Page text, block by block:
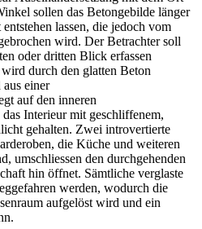
sollen das Betongebilde länger
lassen, die jedoch vom
wird. Der Betrachter soll
oder dritten Blick erfassen
durch den glatten Beton
einer
auf den inneren
Interieur mit geschliffenem,
gehalten. Zwei introvertierte
die Küche und weiteren
umschliessen den durchgehenden
hin öffnet. Sämtliche verglaste
werden, wodurch die
aufgelöst wird und ein